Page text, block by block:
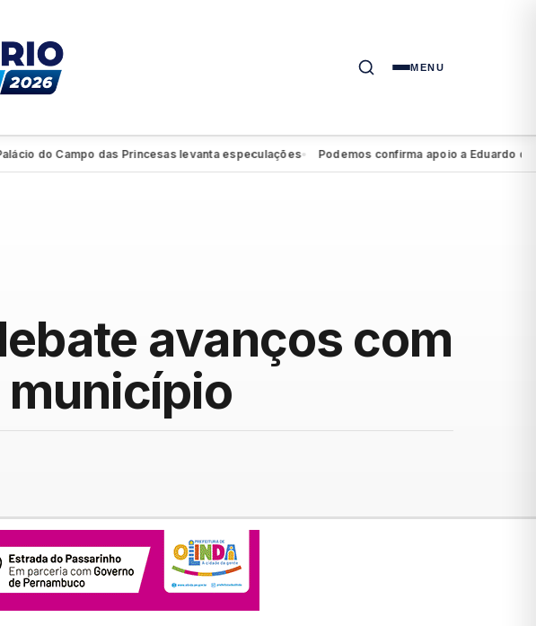
MENU
do Campo das Princesas levanta especulações● Podemos confirma apoio a Eduardo da
avanços com